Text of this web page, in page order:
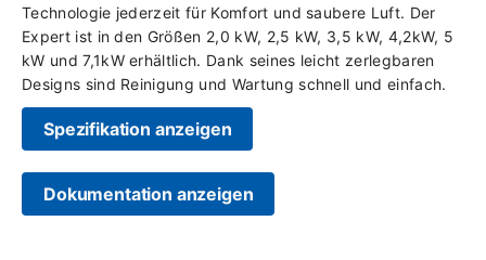
Technologie jederzeit für Komfort und saubere Luft. Der
Expert ist in den Größen 2,0 kW, 2,5 kW, 3,5 kW, 4,2kW, 5
kW und 7,1kW erhältlich. Dank seines leicht zerlegbaren
Designs sind Reinigung und Wartung schnell und einfach.
Spezifikation anzeigen
Dokumentation anzeigen